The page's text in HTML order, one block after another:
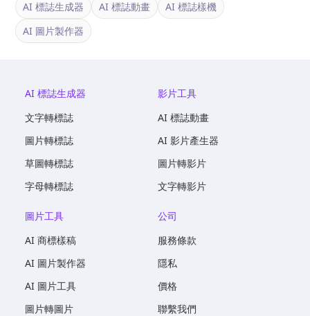
AI 標誌生成器 AI 標誌動畫
AI 標誌樣機
AI 圖片製作器
AI 標誌生成器
文字轉標誌
圖片轉標誌
草圖轉標誌
字母轉標誌
影片工具
AI 標誌動畫
AI 影片產生器
圖片轉影片
文字轉影片
圖片工具
AI 商標樣稿
AI 圖片製作器
AI 圖片工具
圖片轉圖片
公司
服務條款
隱私
價格
聯繫我們